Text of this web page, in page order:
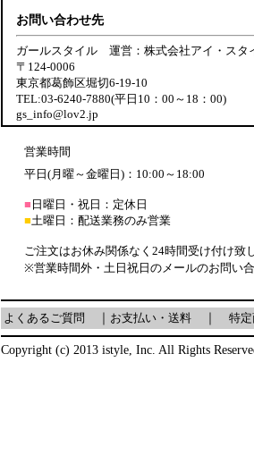
お問い合わせ先
ガールスタイル 運営：株式会社アイ・スタ
〒124-0006
東京都葛飾区堀切6-19-10
TEL:03-6240-7880(平日10：00～18：00)
gs_info@lov2.jp
営業時間
平日(月曜～金曜日)：10:00～18:00
■ 日曜日・祝日：定休日
■土曜日：配送業務のみ営業
ご注文はお休み関係なく24時間受け付け致
※営業時間外・土日祝日のメールのお問い
よくあるご質問 お支払い・送料｜ 特
Copyright (c) 2013 istyle, Inc. All Rights